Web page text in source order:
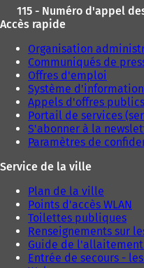
115 - Numéro d'appel
Accès rapide
Organisation
Communiqués de
Offres d'emploi
Système
Appels d'offres publics
Portail de services
S'abonner à la
Paramètres de
Service de la ville
Plan de la ville
Points d'accès WLAN
Toilettes publiques
Renseignements sur
Guide de
Entrée de secours -